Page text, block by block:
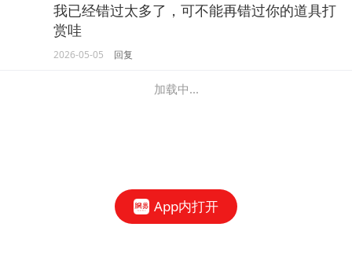
我已经错过太多了，可不能再错过你的道具打
赏哇
2026-05-05 回复
加载中...
App内打开